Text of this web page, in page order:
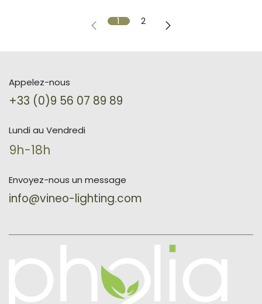
1 2
Appelez-nous
+33 (0)9 56 07 89 89
Lundi au Vendredi
9h-18h
Envoyez-nous un message
info@vineo-lighting.com